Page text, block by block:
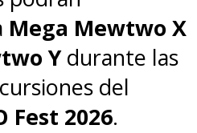
Mega Mewtwo X
Ydurante las
del
Fest 2026.